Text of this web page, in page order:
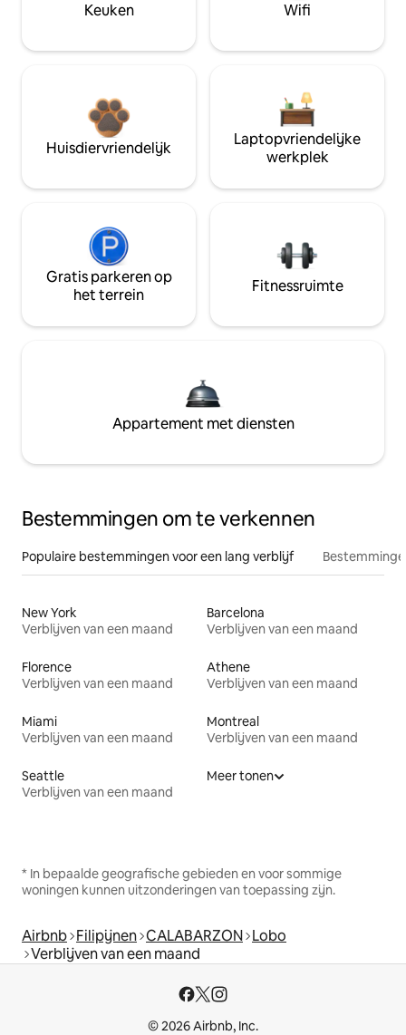
Keuken Wifi
Huisdiervriendelijk
Laptopvriendelijke
werkplek
Gratis parkeren op
het terrein
Fitnessruimte
Appartement met diensten
Bestemmingen om te verkennen
Populaire bestemmingen voor een lang verblijf
New York
Verblijven van een maand
Barcelona
Verblijven van een maand
Florence
Verblijven van een maand
Athene
Verblijven van een maand
Miami
Verblijven van een maand
Montreal
Verblijven van een maand
Seattle
Verblijven van een maand
Meer tonen
* In bepaalde geografische gebieden en voor sommige
woningen kunnen uitzonderingen van toepassing zijn.
Airbnb Filipijnen CALABARZON Lobo
Verblijven van een maand
© 2026 Airbnb, Inc.